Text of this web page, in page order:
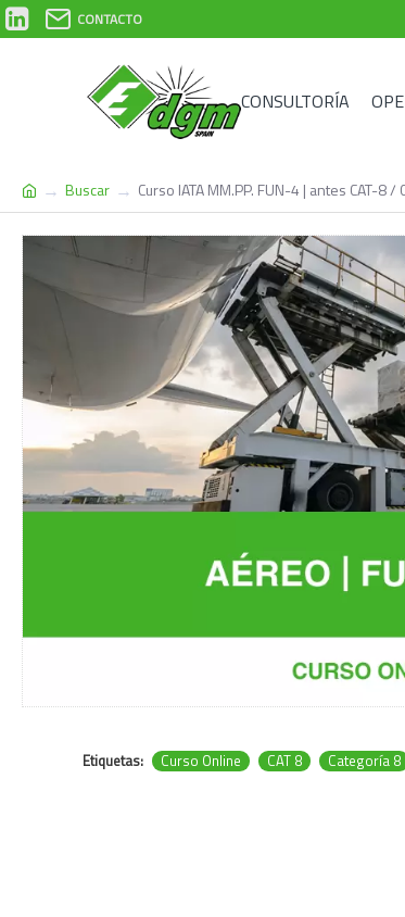
CONTACTO
CONSULTORÍA
Buscar Curso IATA MM.PP. FUN-4 | antes CAT-8
Etiquetas: Curso Online CAT 8 Categoría 8